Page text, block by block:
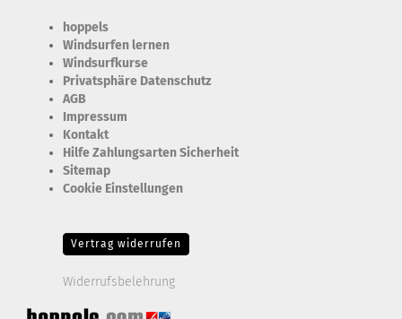
hoppels
Windsurfen lernen
Windsurfkurse
Privatsphäre Datenschutz
AGB
Impressum
Kontakt
Hilfe Zahlungsarten Sicherheit
Sitemap
Cookie Einstellungen
Vertrag widerrufen
Widerrufsbelehrung